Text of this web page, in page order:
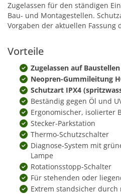
Zugelassen für den ständigen
Bau- und Montagestellen.
Vorgaben der aktuellen Fassung
Vorteile
Zugelassen auf
Neopren-Gummileitung
Schutzart IPX4
Beständig gegen Öl und
Ergonomischer, isolierter
Stecker-Parkstation
Thermo-Schutzschalter
Diagnose-System mit
Lampe
Rotationsstopp-Schalter
Für stehenden oder
Extrem standsicher